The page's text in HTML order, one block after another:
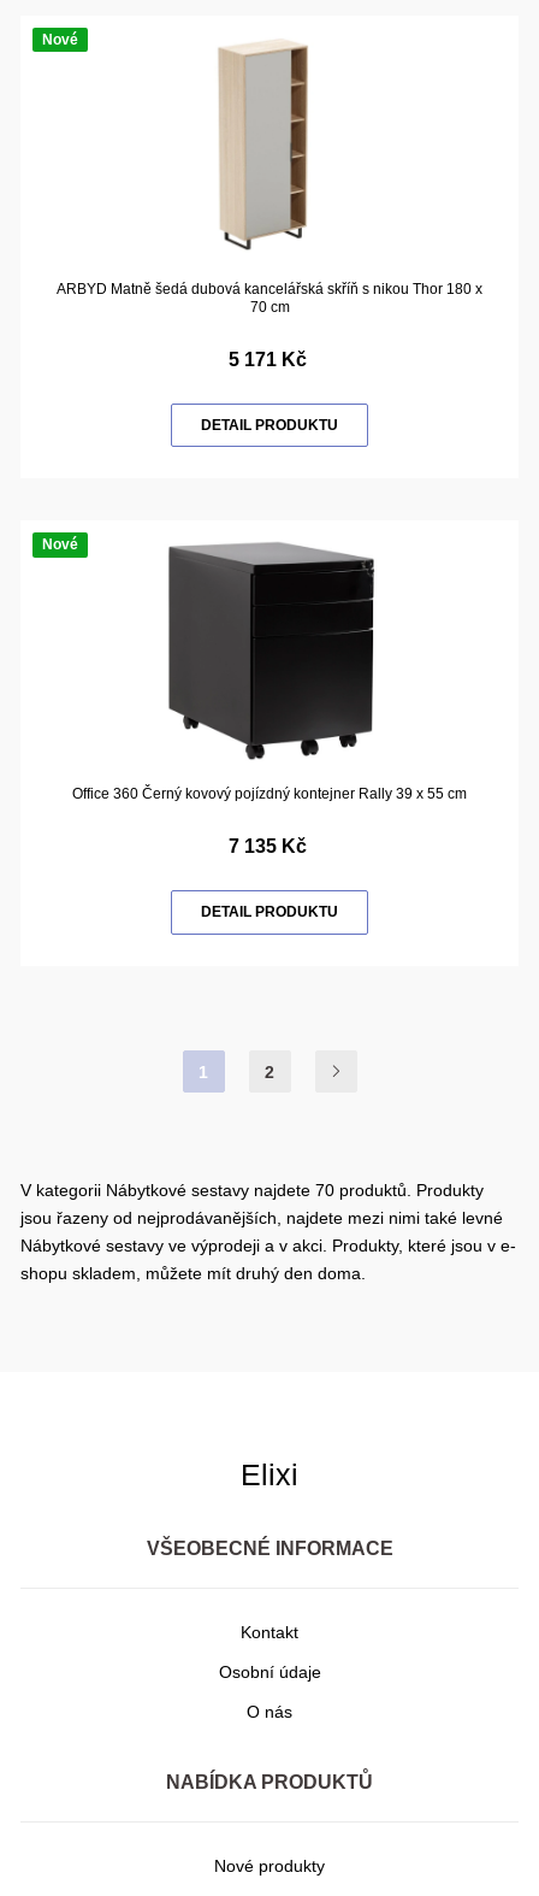
Nové
ARBYD Matně šedá dubová kancelářská skříň s nikou Thor 180 x
70 cm
5 171 Kč
DETAIL PRODUKTU
Nové
Office 360 Černý kovový pojízdný kontejner Rally 39 x 55 cm
7 135 Kč
DETAIL PRODUKTU
1 2
V kategorii Nábytkové sestavy najdete 70 produktů. Produkty
jsou řazeny od nejprodávanějších, najdete mezi nimi také levné
Nábytkové sestavy ve výprodeji a v akci. Produkty, které jsou v e-
shopu skladem, můžete mít druhý den doma.
Elixi
VŠEOBECNÉ INFORMACE
Kontakt
Osobní údaje
O nás
NABÍDKA PRODUKTŮ
Nové produkty